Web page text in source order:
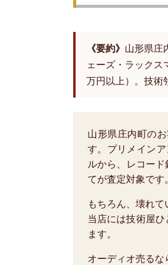
《要約》 山形県庄
ェーズ・ラック
万円以上）。技術
山形県庄内町の
す。プリメイン
ルから、レコー
てが査定対象です
もちろん、壊れて
当店には技術屋
ます。
オーディオ売るな